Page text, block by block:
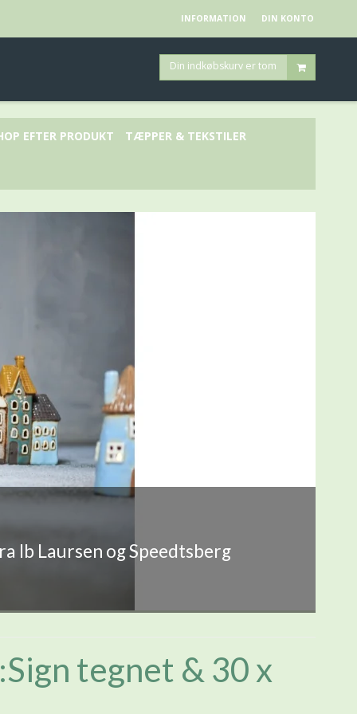
INFORMATION DIN KONTO
Din indkøbskurv er tom
EFTER PRODUKT TÆPPER & TEKSTILER
Ib Laursen og Speedtsberg
tegnet & 30 x